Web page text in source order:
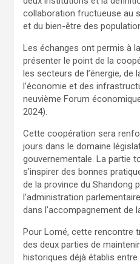
collaboration fructueuse au
et du bien-être des
Les échanges ont permis à
présenter le point de la
les secteurs de l’énergie, de
l’économie et des
neuvième Forum
2024).
Cette coopération sera
jours dans le domaine
gouvernementale. La partie
s’inspirer des bonnes
de la province du Shandong
l’administration
dans l’accompagnement de
Pour Lomé, cette rencontre
des deux parties de
historiques déjà établis entre